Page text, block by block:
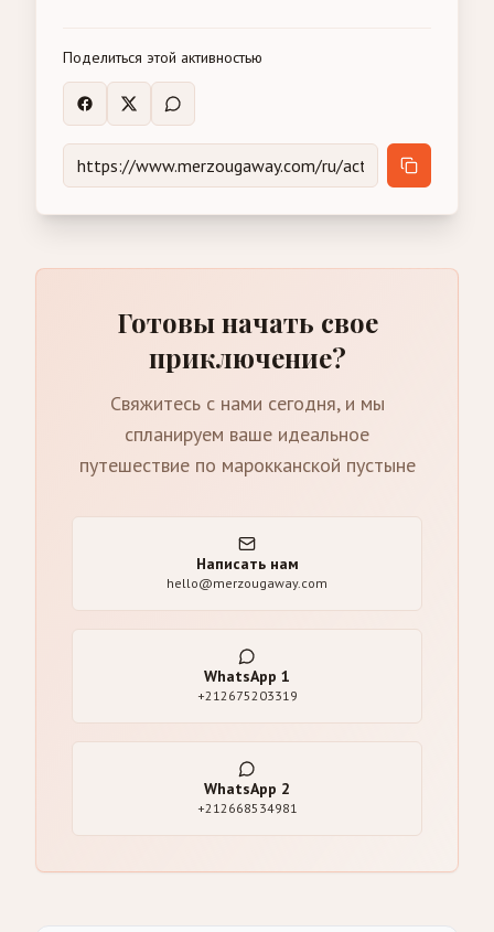
Поделиться этой активностью
Готовы начать свое
приключение?
Свяжитесь с нами сегодня, и мы
спланируем ваше идеальное
путешествие по марокканской пустыне
Написать нам
hello@merzougaway.com
WhatsApp 1
+212675203319
WhatsApp 2
+212668534981